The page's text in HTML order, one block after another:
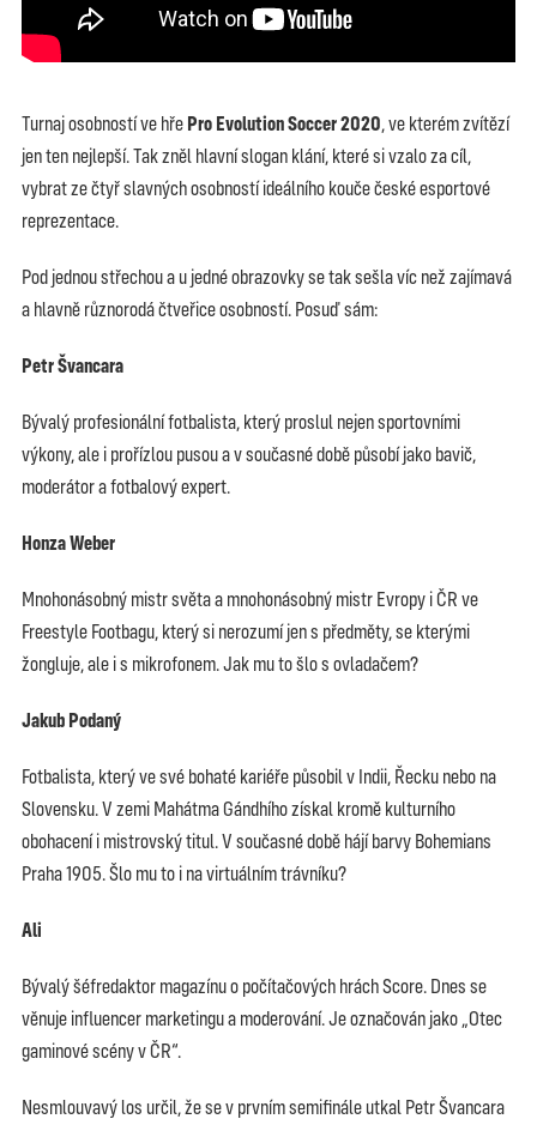
Turnaj osobností ve hřePro Evolution Soccer 2020, ve kterém zvítězí
jen ten nejlepší. Tak zněl hlavní slogan klání, které si vzalo za cíl,
vybrat ze čtyř slavných osobností ideálního kouče české esportové
reprezentace.
Pod jednou střechou a u jedné obrazovky se tak sešla víc než zajímavá
a hlavně různorodá čtveřice osobností. Posuď sám:
Petr Švancara
Bývalý profesionální fotbalista, který proslul nejen sportovními
výkony, ale i prořízlou pusou a v současné době působí jako bavič,
moderátor a fotbalový expert.
Honza Weber
Mnohonásobný mistr světa a mnohonásobný mistr Evropy i ČR ve
Freestyle Footbagu, který si nerozumí jen s předměty, se kterými
žongluje, ale i s mikrofonem. Jak mu to šlo s ovladačem?
Jakub Podaný
Fotbalista, který ve své bohaté kariéře působil v Indii, Řecku nebo na
Slovensku. V zemi Mahátma Gándhího získal kromě kulturního
obohacení i mistrovský titul. V současné době hájí barvy Bohemians
Praha 1905. Šlo mu to i na virtuálním trávníku?
Ali
Bývalý šéfredaktor magazínu o počítačových hrách Score. Dnes se
věnuje influencer marketingu a moderování. Je označován jako „Otec
gaminové scény v ČR“.
Nesmlouvavý los určil, že se v prvním semifinále utkal Petr Švancara